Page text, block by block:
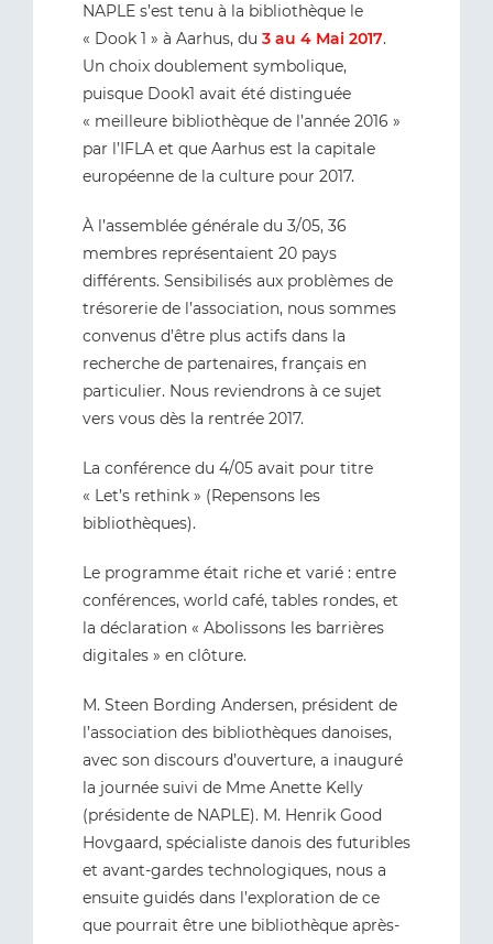
NAPLE s’est tenu à la bibliothèque le
« Dook 1 » à Aarhus, du 3 au 4 Mai 2017.
Un choix doublement symbolique,
puisque Dook1 avait été distinguée
« meilleure bibliothèque de l’année 2016 »
par l’IFLA et que Aarhus est la capitale
européenne de la culture pour 2017.
À l’assemblée générale du 3/05, 36
membres représentaient 20 pays
différents. Sensibilisés aux problèmes de
trésorerie de l’association, nous sommes
convenus d’être plus actifs dans la
recherche de partenaires, français en
particulier. Nous reviendrons à ce sujet
vers vous dès la rentrée 2017.
La conférence du 4/05 avait pour titre
« Let’s rethink » (Repensons les
bibliothèques).
Le programme était riche et varié : entre
conférences, world café, tables rondes, et
la déclaration « Abolissons les barrières
digitales » en clôture.
M. Steen Bording Andersen, président de
l’association des bibliothèques danoises,
avec son discours d’ouverture, a inauguré
la journée suivi de Mme Anette Kelly
(présidente de NAPLE). M. Henrik Good
Hovgaard, spécialiste danois des futuribles
et avant-gardes technologiques, nous a
ensuite guidés dans l’exploration de ce
que pourrait être une bibliothèque après-